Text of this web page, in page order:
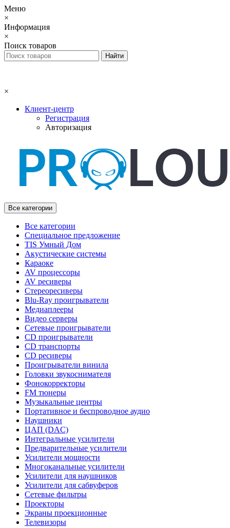
Меню
×
Информация
×
Поиск товаров
×
Клиент-центр
Регистрация
Авторизация
Все категории
Все категории
Специальное предложение
TIS Умный Дом
Акустические системы
Караоке
AV процессоры
AV ресиверы
Стереоресиверы
Blu-Ray проигрыватели
Медиаплееры
Видео серверы
Сетевые проигрыватели
CD проигрыватели
CD транспорты
CD ресиверы
Проигрыватели винила
Головки звукоснимателя
Фонокорректоры
FM тюнеры
Музыкальные центры
Портативное и беспроводное аудио
Наушники
ЦАП (DAC)
Интегральные усилители
Предварительные усилители
Усилители мощности
Многоканальные усилители
Усилители для наушников
Усилители для сабвуферов
Сетевые фильтры
Проекторы
Экраны проекционные
Телевизоры